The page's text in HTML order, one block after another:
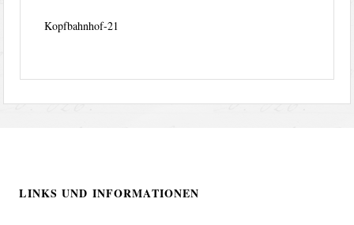
Kopfbahnhof-21
LINKS UND INFORMATIONEN